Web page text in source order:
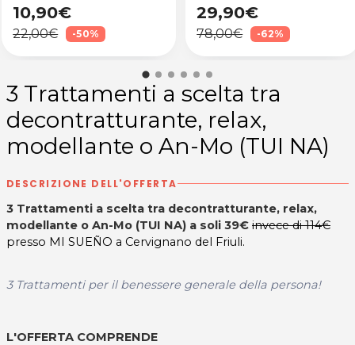
10,90€
22,00€ -50%
29,90€
78,00€ -62%
3 Trattamenti a scelta tra
decontratturante, relax,
modellante o An-Mo (TUI NA)
DESCRIZIONE DELL'OFFERTA
3 Trattamenti a scelta tra decontratturante, relax,
modellante o An-Mo (TUI NA) a soli 39€ invece di 114€
presso MI SUEÑO a Cervignano del Friuli.
3 Trattamenti per il benessere generale della persona!
L'OFFERTA COMPRENDE